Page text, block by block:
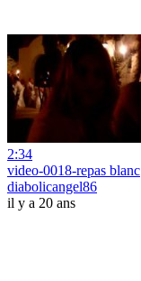
2:34
video-0018-repas blanc
diabolicangel86
il y a 20 ans